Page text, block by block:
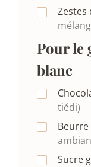
Zestes
Pour le
blanc
tiédi)
Beurre
Sucre